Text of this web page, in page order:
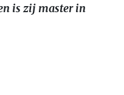
is zij master in